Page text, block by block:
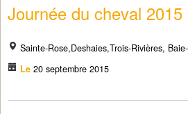
Journée du cheval 2015
Sainte-Rose,Deshaies,Trois-Rivières,
Le 20 septembre 2015